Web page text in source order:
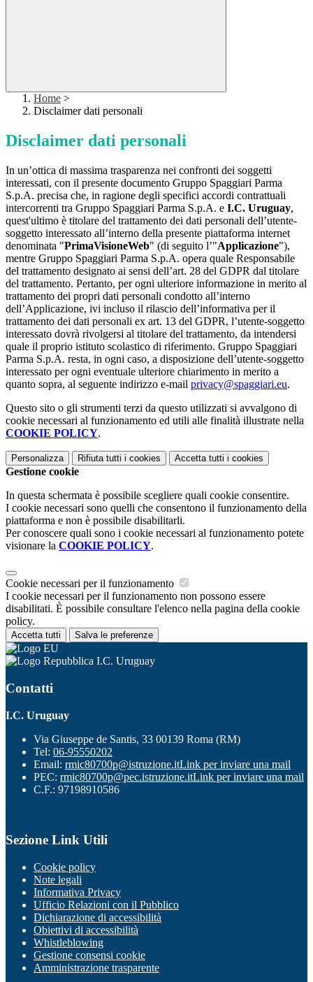
Home >
Disclaimer dati personali
Disclaimer dati personali
In un’ottica di massima trasparenza nei confronti dei soggetti
interessati, con il presente documento Gruppo Spaggiari Parma
S.p.A. precisa che, in ragione degli specifici accordi contrattuali
intercorrenti tra Gruppo Spaggiari Parma S.p.A. e I.C. Uruguay,
quest'ultimo è titolare del trattamento dei dati personali dell’utente-
soggetto interessato all’interno della presente piattaforma internet
denominata "PrimaVisioneWeb" (di seguito l’"Applicazione"),
mentre Gruppo Spaggiari Parma S.p.A. opera quale Responsabile
del trattamento designato ai sensi dell’art. 28 del GDPR dal titolare
del trattamento. Pertanto, per ogni ulteriore informazione in merito al
trattamento dei propri dati personali condotto all’interno
dell’Applicazione, ivi incluso il rilascio dell’informativa per il
trattamento dei dati personali ex art. 13 del GDPR, l’utente-soggetto
interessato dovrà rivolgersi al titolare del trattamento, da intendersi
quale il proprio istituto scolastico di riferimento. Gruppo Spaggiari
Parma S.p.A. resta, in ogni caso, a disposizione dell’utente-soggetto
interessato per ogni eventuale ulteriore chiarimento in merito a
quanto sopra, al seguente indirizzo e-mail privacy@spaggiari.eu.
Questo sito o gli strumenti terzi da questo utilizzati si avvalgono di
cookie necessari al funzionamento ed utili alle finalità illustrate nella
COOKIE POLICY.
Personalizza Rifiuta tutti i cookies Accetta tutti i cookies
Gestione cookie
In questa schermata è possibile scegliere quali cookie consentire.
I cookie necessari sono quelli che consentono il funzionamento della
piattaforma e non è possibile disabilitarli.
Per conoscere quali sono i cookie necessari al funzionamento potete
visionare la COOKIE POLICY.
Cookie necessari per il funzionamento
I cookie necessari per il funzionamento non possono essere
disabilitati. È possibile consultare l'elenco nella pagina della cookie
policy.
Accetta tutti Salva le preferenze
I.C. Uruguay
Contatti
I.C. Uruguay
Via Giuseppe de Santis, 33 00139 Roma (RM)
Tel: 06-95550202
Email: rmic80700p@istruzione.itLink per inviare una mail
PEC: rmic80700p@pec.istruzione.itLink per inviare una mail
C.F.: 97198910586
Sezione Link Utili
Cookie policy
Note legali
Informativa Privacy
Ufficio Relazioni con il Pubblico
Dichiarazione di accessibilità
Obiettivi di accessibilità
Whistleblowing
Gestione consensi cookie
Amministrazione trasparente